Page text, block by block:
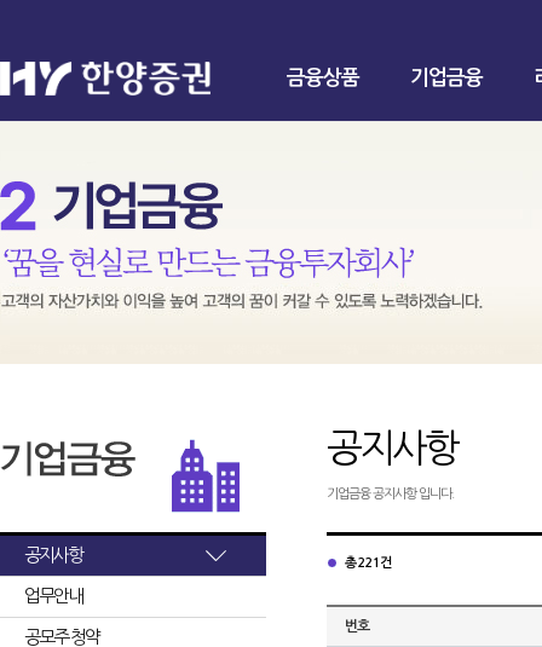
금융상품 기업금융
공지사항
업무안내
공모주 청약
공지사항
기업금융 공지사항 입니다.
총 221건
번호